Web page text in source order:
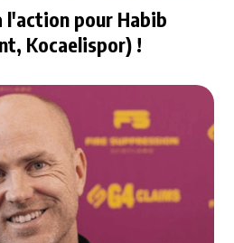
l'action pour Habib
Kocaelispor) !